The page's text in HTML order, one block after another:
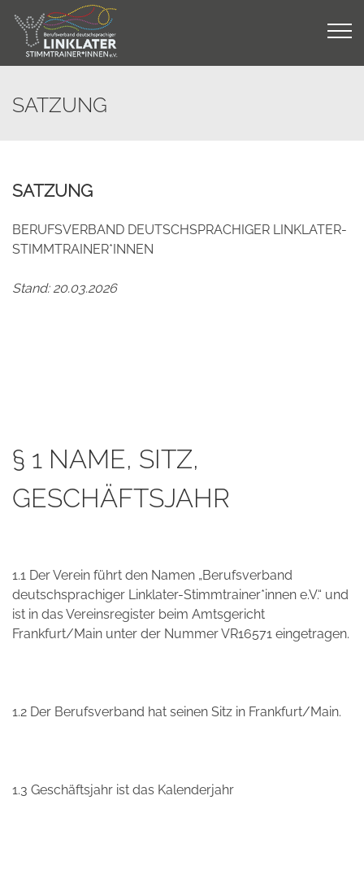
content
SATZUNG
SATZUNG
BERUFSVERBAND DEUTSCHSPRACHIGER LINKLATER-
STIMMTRAINER*INNEN
Stand: 20.03.2026
§ 1 NAME, SITZ,
GESCHÄFTSJAHR
1.1 Der Verein führt den Namen „Berufsverband
deutschsprachiger Linklater-Stimmtrainer*innen e.V.“ und
ist in das Vereinsregister beim Amtsgericht
Frankfurt/Main unter der Nummer VR16571 eingetragen.
1.2 Der Berufsverband hat seinen Sitz in Frankfurt/Main.
1.3 Geschäftsjahr ist das Kalenderjahr